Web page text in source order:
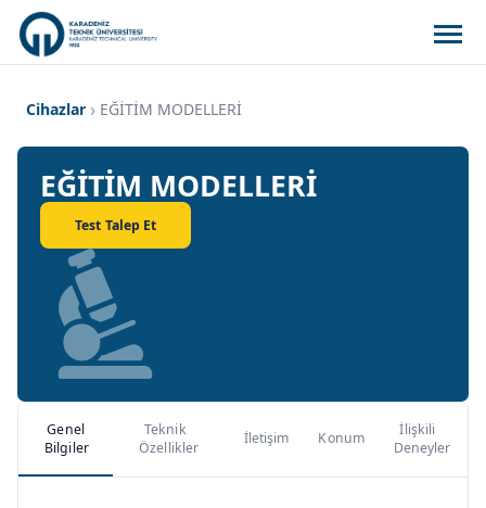
Cihazlar EĞİTİM MODELLERİ
EĞİTİM MODELLERİ
Test Talep Et
Genel
Bilgiler
Teknik
Özellikler
İletişim Konum
İlişkili
Deneyler